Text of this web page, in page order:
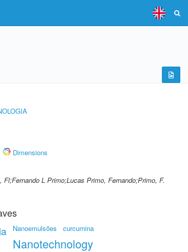
Dimensions
L Primo;Lucas Primo, Fernando;Primo, F.
Nanoemulsões curcumina
Nanotechnology